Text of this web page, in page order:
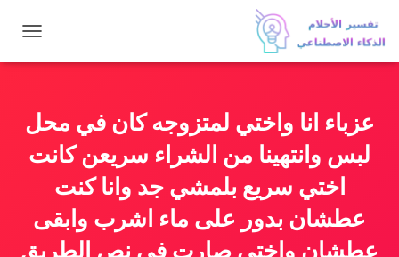
ب
ا
ت
عزباء انا واختي لمتزوجه كان في محل
لبس وانتهينا من الشراء سريعن كانت
اختي سريع بلمشي جد وانا كنت
عطشان بدور على ماء اشرب وابقى
عطشان واختي صارت في نص الطريق